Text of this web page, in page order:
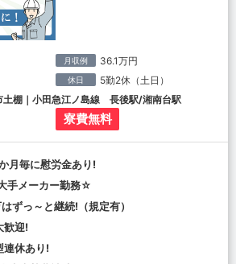
月収例 36.1万円
休日 5勤2休（土日）
土棚｜小田急江ノ島線 長後駅/湘南台駅
寮費無料
月毎に慰労金あり!
手メーカー勤務☆
ずっ～と継続!（規定有）
歓迎!
連休あり!